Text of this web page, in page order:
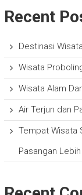
Recent
Destinasi
Wisata
Wisata Alam
Air Terjun dan
Tempat Wisata
Pasangan